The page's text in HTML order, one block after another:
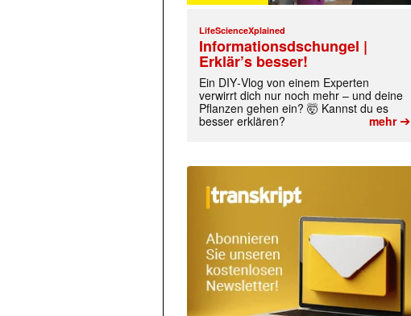
LifeScienceXplained
Informationsdschungel |
Erklär’s besser!
Ein DIY‑Vlog von einem Experten
verwirrt dich nur noch mehr – und deine
Pflanzen gehen ein? 🤯 Kannst du es
besser erklären?
mehr➔